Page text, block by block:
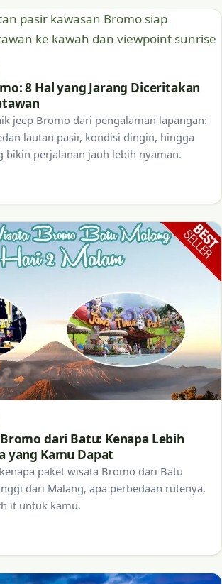
8 Hal yang Jarang Diceritakan
jeep Bromo dari pengalaman lapangan:
lautan pasir, kondisi dingin, hingga
bikin perjalanan jauh lebih nyaman.
dari Batu: Kenapa Lebih
yang Kamu Dapat
paket wisata Bromo dari Batu
dari Malang, apa perbedaan rutenya,
it untuk kamu.